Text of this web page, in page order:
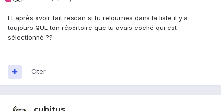
Et après avoir fait rescan si tu retournes dans la liste il y a
toujours QUE ton répertoire que tu avais coché qui est
sélectionné ??
Citer